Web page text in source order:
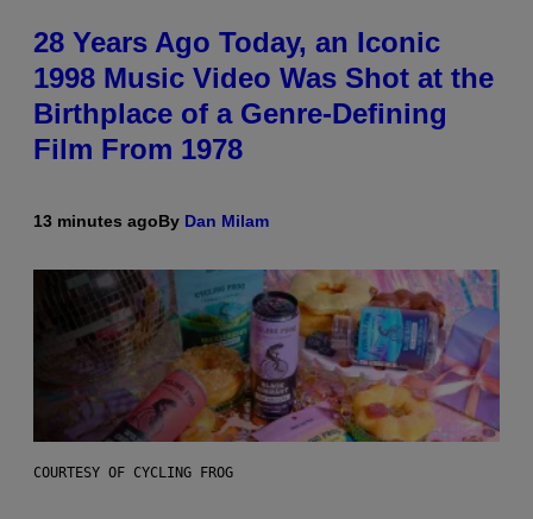
28 Years Ago Today, an Iconic
1998 Music Video Was Shot at the
Birthplace of a Genre-Defining
Film From 1978
13 minutes agoBy Dan Milam
COURTESY OF CYCLING FROG